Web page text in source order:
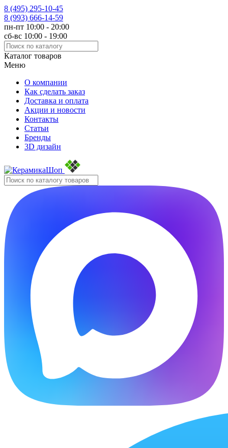
8 (495) 295-10-45
8 (993) 666-14-59
пн-пт 10:00 - 20:00
сб-вс 10:00 - 19:00
Каталог товаров
Меню
О компании
Как сделать заказ
Доставка и оплата
Акции и новости
Контакты
Статьи
Бренды
3D дизайн